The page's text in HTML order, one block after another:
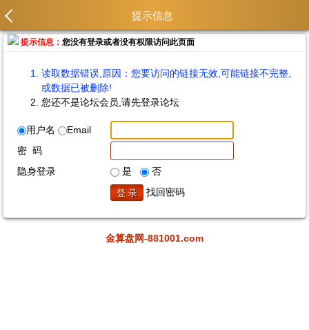
提示信息
提示信息：您没有登录或者没有权限访问此页面
读取数据错误,原因：您要访问的链接无效,可能链接不完整,
或数据已被删除!
您还不是论坛会员,请先登录论坛
用户名
Email
密 码
隐身登录
是
否
找回密码
金算盘网-881001.com